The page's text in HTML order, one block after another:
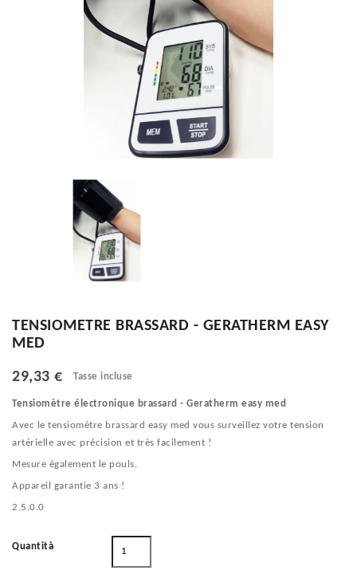
TENSIOMETRE BRASSARD - GERATHERM EASY
MED
29,33 € Tasse incluse
Tensiomètre électronique brassard - Geratherm easy med
Avec le tensiomètre brassard easy med vous surveillez votre tension
artérielle avec précision et très facilement !
Mesure également le pouls.
Appareil garantie 3 ans !
2.5.0.0
Quantità